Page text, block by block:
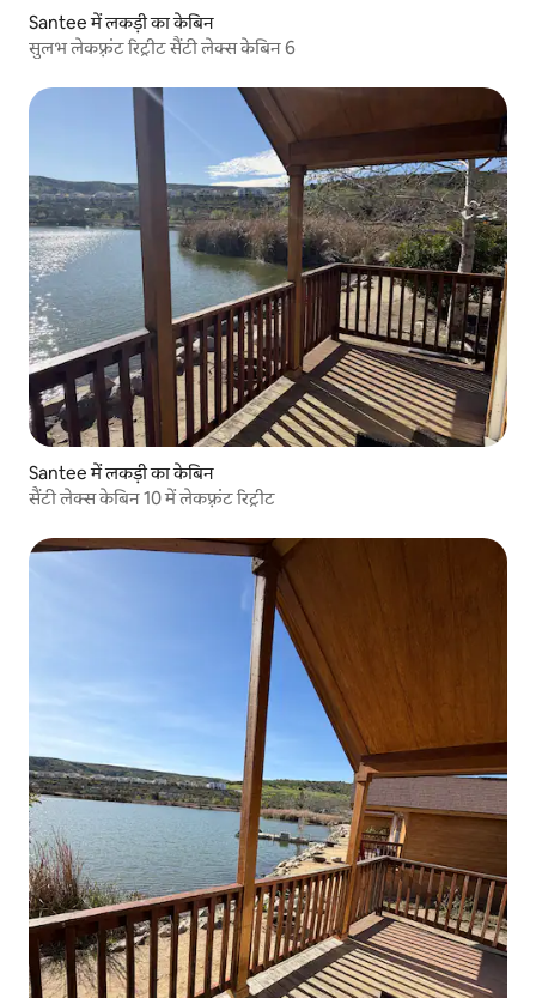
Santee में लकड़ी का केबिन
सुलभ लेकफ़्रंट रिट्रीट सैंटी लेक्स केबिन 6
Santee में लकड़ी का केबिन
सैंटी लेक्स केबिन 10 में लेकफ़्रंट रिट्रीट